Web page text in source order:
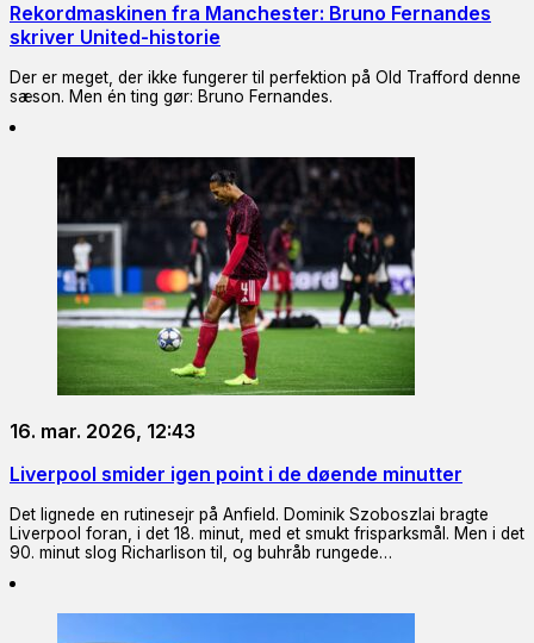
Rekordmaskinen fra Manchester: Bruno Fernandes
skriver United-historie
Der er meget, der ikke fungerer til perfektion på Old Trafford denne
sæson. Men én ting gør: Bruno Fernandes.
16. mar. 2026, 12:43
Liverpool smider igen point i de døende minutter
Det lignede en rutinesejr på Anfield. Dominik Szoboszlai bragte
Liverpool foran, i det 18. minut, med et smukt frisparksmål. Men i det
90. minut slog Richarlison til, og buhråb rungede…